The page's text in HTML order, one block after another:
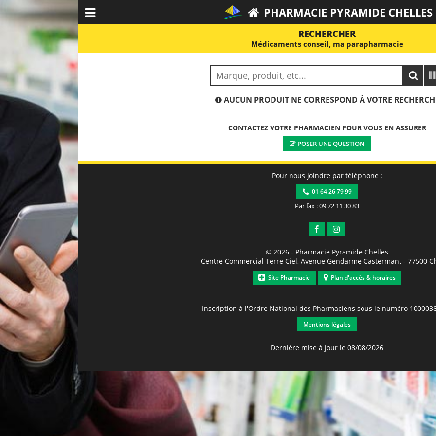
PHARMACIE PYRAMIDE CHELLES
RECHERCHER
Médicaments conseil, ma parapharmacie
AUCUN PRODUIT NE CORRESPOND À VOTRE
CONTACTEZ VOTRE PHARMACIEN POUR VOUS EN ASSURER
POSER UNE QUESTION
Pour nous joindre par téléphone :
01 64 26 79 99
Par fax : 09 72 11 30 83
© 2026 - Pharmacie Pyramide Chelles
Centre Commercial Terre Ciel, Avenue Gendarme Castermant - 77500
Site Pharmacie Plan d'accès & horaires
Inscription à l'Ordre National des Pharmaciens sous le numéro
Mentions légales
Dernière mise à jour le 08/08/2026